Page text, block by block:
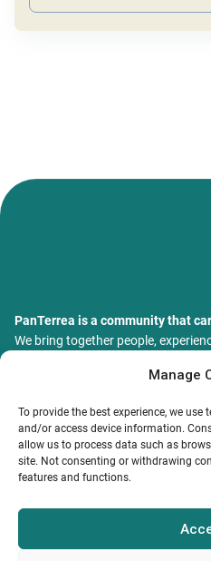
Manage
To provide the best experience, we
and/or access device information.
allow us to process data such as
site. Not consenting or withdrawing
features and functions.
PanTerrea is a community that
We bring together people,
76018, Україна, Івано-
обл., місто Івано-Франківськ,
будинок 23
Catalog
INFORMATION.
Terms and